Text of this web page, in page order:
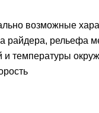
возможные
райдера, рельефа
и температуры